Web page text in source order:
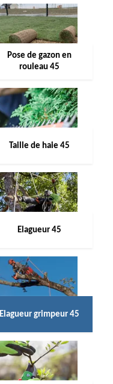
Pose de gazon en
rouleau 45
Taille de haie 45
Elagueur 45
Elagueur grimpeur 45